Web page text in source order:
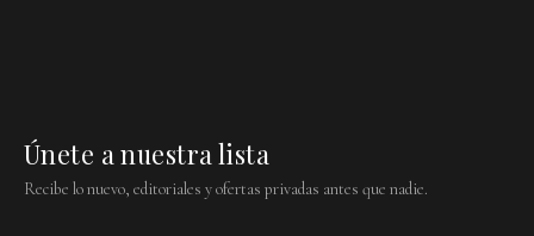
Únete a nuestra lista
Recibe lo nuevo, editoriales y ofertas privadas antes que nadie.